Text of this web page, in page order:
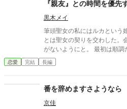
『親友』との時間を優先
黒木メイ
筆頭聖女の私にはルカという
とは聖女の契りを交わした。
がないようにと。 最初は順
たけれど、少しずつ心の距離を
ど、ルカは高等部に上がり、
『親友』だ。身分も性別も超
てのものがルカには新鮮に映
わった気分だった。けれど、
恋愛 完結 長編
番を辞めますさようなら
京佳